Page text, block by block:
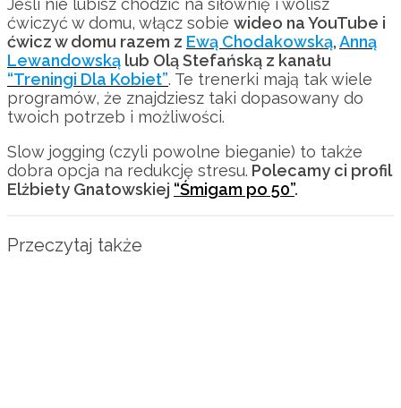
ćwiczyć w domu, włącz sobie wideo na YouTube i
ćwicz w domu razem z Ewą Chodakowską,Anną
Lewandowską lub Olą Stefańską z kanału
“Treningi Dla Kobiet”. Te trenerki mają tak wiele
programów, że znajdziesz taki dopasowany do
twoich potrzeb i możliwości.
Slow jogging (czyli powolne bieganie) to także
dobra opcja na redukcję stresu. Polecamy ci profil
Elżbiety Gnatowskiej “Śmigam po 50”.
Przeczytaj także